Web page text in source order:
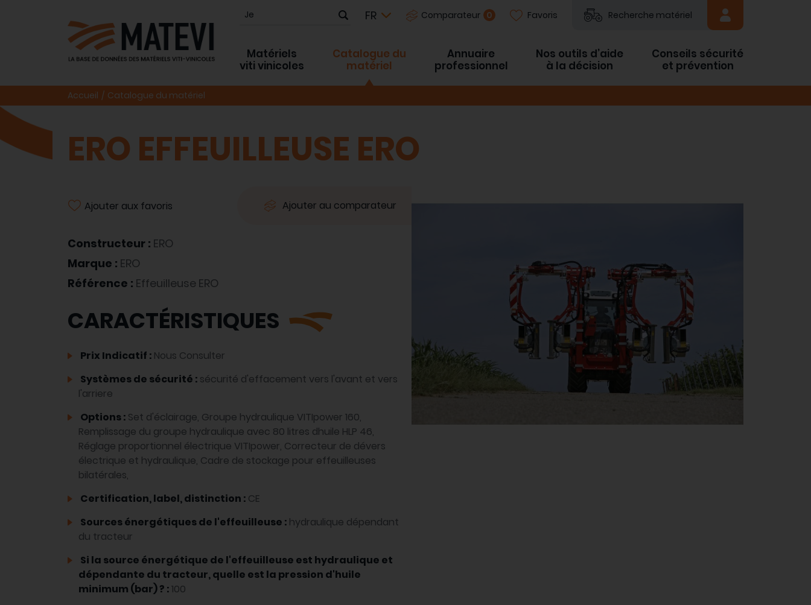
Comparateur 0 Favoris Recherche matériel
Matériels
viti vinicoles
Catalogue du
matériel
Annuaire
professionnel
Nos outils d’aide
à la décision
Conseils sécurité
et prévention
Accueil Catalogue du matériel
ERO EFFEUILLEUSE ERO
Ajouter aux favoris Ajouter au comparateur
Constructeur : ERO
Marque : ERO
Référence : Effeuilleuse ERO
CARACTÉRISTIQUES
Prix Indicatif : Nous Consulter
Systèmes de sécurité : sécurité d'effacement vers l'avant et vers
l'arriere
Options : Set d'éclairage, Groupe hydraulique VITIpower 160,
Remplissage du groupe hydraulique avec 80 litres dhuile HLP 46,
Réglage proportionnel électrique VITIpower, Correcteur de dévers
électrique et hydraulique, Cadre de stockage pour effeuilleuses
bilatérales,
Certification, label, distinction : CE
Sources énergétiques de l'effeuilleuse : hydraulique dépendant
du tracteur
Si la source énergétique de l'effeuilleuse est hydraulique et
dépendante du tracteur, quelle est la pression d'huile
minimum (bar) ? :100